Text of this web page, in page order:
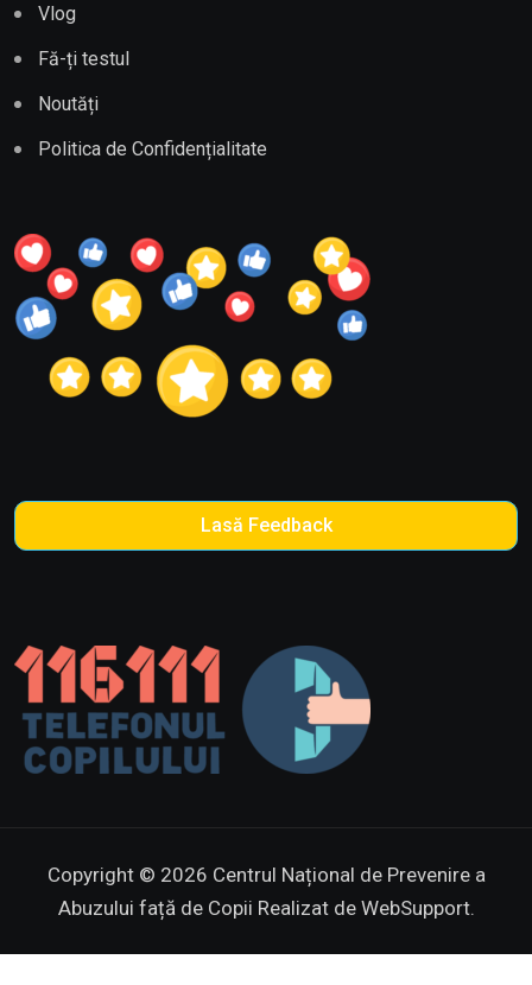
Vlog
Fă-ți testul
Noutăți
Politica de Confidențialitate
Lasă Feedback
Copyright © 2026 Centrul Național de Prevenire a
Abuzului față de Copii Realizat de WebSupport.